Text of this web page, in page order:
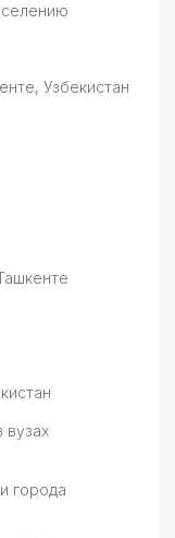
Узбекистан
вузах
города